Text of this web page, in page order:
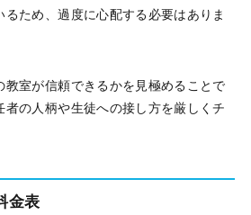
ため、過度に心配する必要はありま
教室が信頼できるかを見極めることで
者の人柄や生徒への接し方を厳しくチ
金表